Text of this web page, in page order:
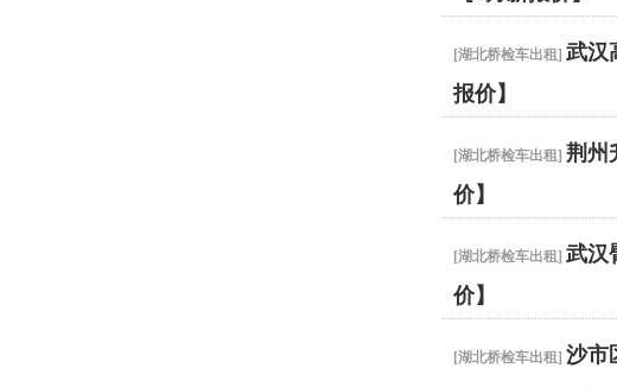
[湖北桥检车出租 ] 武汉
报价】
[湖北桥检车出租 ] 荆州
价】
[湖北桥检车出租 ] 武汉
价】
[湖北桥检车出租 ] 沙市